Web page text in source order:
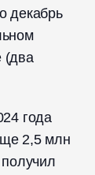
декабрь
(два
года
2,5 млн